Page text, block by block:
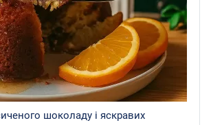
шоколаду і яскравих